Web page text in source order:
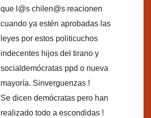
que l@s chilen@s reacionen
cuando ya estén aprobadas las
leyes por estos politicuchos
indecentes hijos del tirano y
socialdemócratas ppd o nueva
mayoría. Sinverguenzas !
Se dicen demócratas pero han
realizado todo a escondidas !